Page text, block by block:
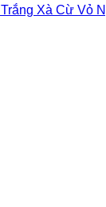
Xà Cừ Vỏ